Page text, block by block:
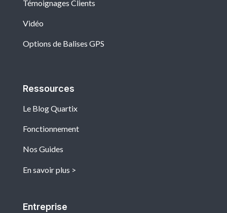
Témoignages Clients
Vidéo
Options de Balises GPS
Ressources
Le Blog Quartix
Fonctionnement
Nos Guides
En savoir plus
Entreprise